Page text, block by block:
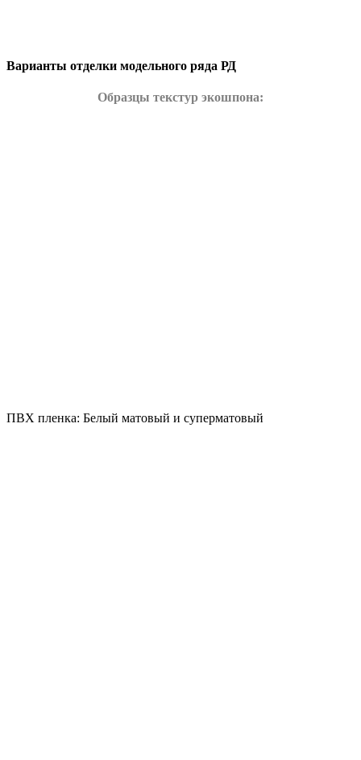
Варианты отделки модельного ряда РД
Образцы текстур экошпона:
ПВХ пленка: Белый матовый и суперматовый